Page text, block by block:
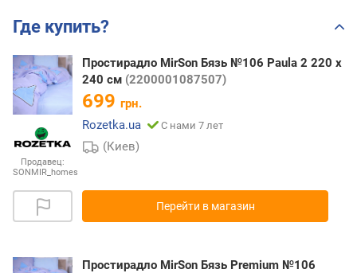
Где купить?
Продавец:
SONMIR_homes
Простирадло MirSon Бязь №106 Paula 2 220 х
240 см (2200001087507)
699 грн.
Rozetka.ua
С нами 7 лет
(Киев)
Перейти в магазин
Простирадло MirSon Бязь Premium №106